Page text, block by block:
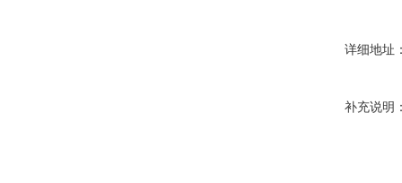
详细地址
补充说明